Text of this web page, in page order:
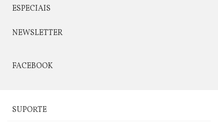
ESPECIAIS
NEWSLETTER
FACEBOOK
SUPORTE